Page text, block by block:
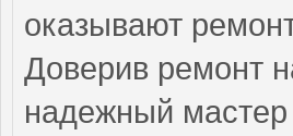
оказывают
Доверив ремонт
надежный